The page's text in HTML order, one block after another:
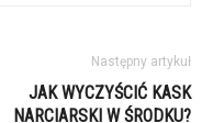
Następny artykuł
JAK WYCZYŚCIĆ KASK
NARCIARSKI W ŚRODKU?